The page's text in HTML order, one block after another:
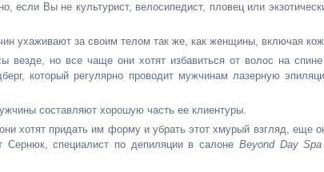
если Вы не культурист, велосипедист, пловец или
ухаживают за своим телом так же, как женщины, включая
везде, но все чаще они хотят избавиться от волос на
который регулярно проводит мужчинам лазерную
составляют хорошую часть ее клиентуры.
хотят придать им форму и убрать этот хмурый взгляд, еще
специалист по депиляции в салоне Beyond Day Spa